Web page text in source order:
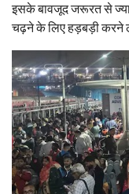
इसके बावजूद जरूरत से
चढ़ने के लिए हड़बड़ी करने